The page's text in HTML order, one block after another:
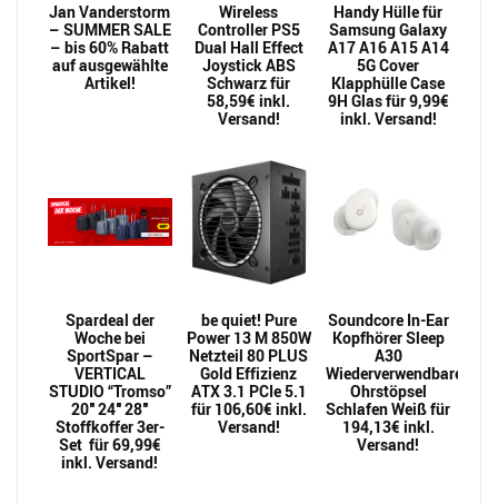
Jan Vanderstorm
– SUMMER SALE
– bis 60% Rabatt
auf ausgewählte
Artikel!
Wireless
Controller PS5
Dual Hall Effect
Joystick ABS
Schwarz für
58,59€ inkl.
Versand!
Handy Hülle für
Samsung Galaxy
A17 A16 A15 A14
5G Cover
Klapphülle Case
9H Glas für 9,99€
inkl. Versand!
Spardeal der
Woche bei
SportSpar –
VERTICAL
STUDIO “Tromso”
20″ 24″ 28″
Stoffkoffer 3er-
Set für 69,99€
inkl. Versand!
be quiet! Pure
Power 13 M 850W
Netzteil 80 PLUS
Gold Effizienz
ATX 3.1 PCIe 5.1
für 106,60€ inkl.
Versand!
Soundcore In-Ear
Kopfhörer Sleep
A30
Wiederverwendbarer
Ohrstöpsel
Schlafen Weiß für
194,13€ inkl.
Versand!